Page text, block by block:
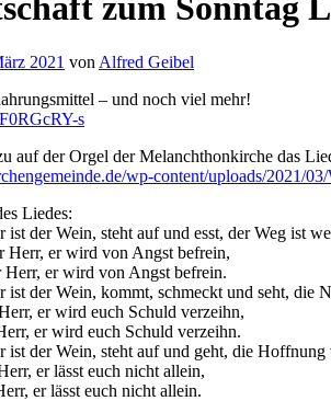
zum Sonntag
2021 von Alfred Geibel
– und noch viel mehr!
s
auf der Orgel der Melanchthonkirche das
wp-content/uploads/2021/
Liedes:
ist der Wein, steht auf und esst, der Weg ist
Herr, er wird von Angst befrein,
Herr, er wird von Angst befrein.
ist der Wein, kommt, schmeckt und seht, die
er wird euch Schuld verzeihn,
er wird euch Schuld verzeihn.
ist der Wein, steht auf und geht, die Hoffnung
er lässt euch nicht allein,
er lässt euch nicht allein.